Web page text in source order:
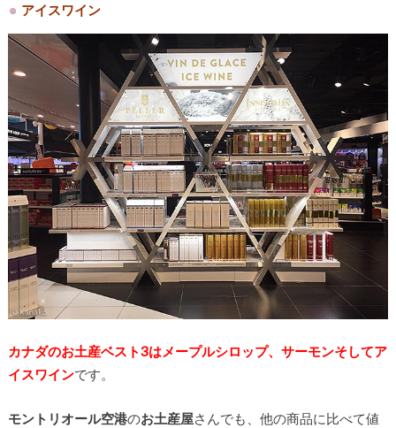
アイスワイン
カナダのお土産ベスト3はメープルシロップ、サーモンそしてア
イスワインです。
モントリオール空港のお土産屋さんでも、他の商品に比べて値